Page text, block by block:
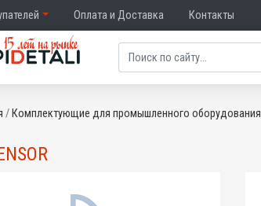
Оплата и Доставка Контакты
Комплектующие для промышленного оборудования